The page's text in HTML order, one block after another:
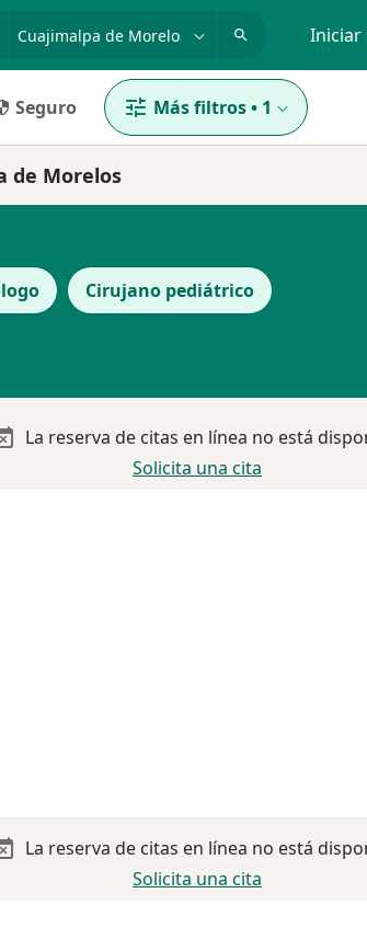
Iniciar
Seguro Más filtros• 1
de Morelos
Cirujano pediátrico
La reserva de citas en línea no está
Solicita una cita
La reserva de citas en línea no está
Solicita una cita